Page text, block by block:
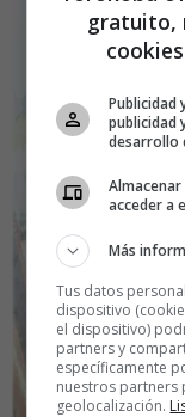
gratuito,
Publicidad
publicidad
desarrollo
acceder a
Más
Tus datos
dispositivo
el dispositivo)
partners y
específicamente
nuestros partners
geolocalización.